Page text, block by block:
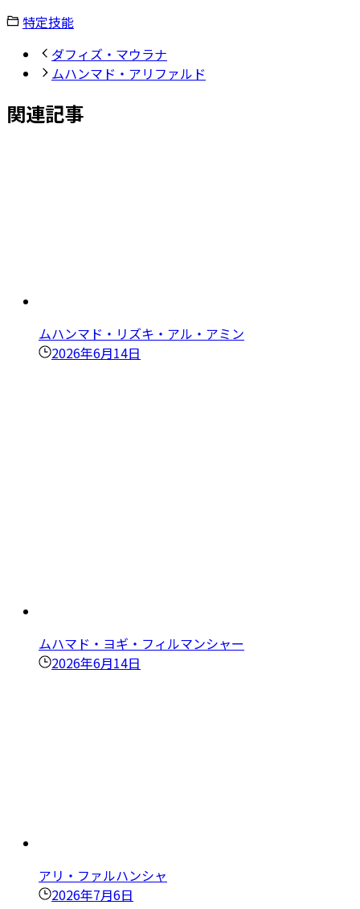
特定技能
ダフィズ・マウラナ
ムハンマド・アリファルド
関連記事
ムハンマド・リズキ・アル・アミン
2026年6月14日
ムハマド・ヨギ・フィルマンシャー
2026年6月14日
アリ・ファルハンシャ
2026年7月6日